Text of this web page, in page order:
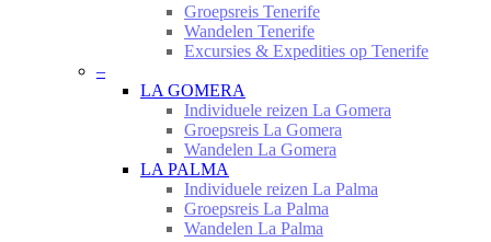
Groepsreis Tenerife
Wandelen Tenerife
Excursies & Expedities op Tenerife
–
LA GOMERA
Individuele reizen La Gomera
Groepsreis La Gomera
Wandelen La Gomera
LA PALMA
Individuele reizen La Palma
Groepsreis La Palma
Wandelen La Palma